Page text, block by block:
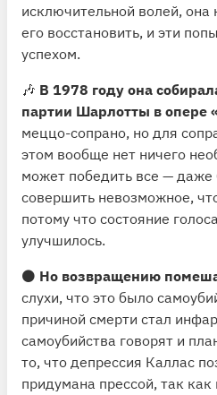
исключительной волей, она
его восстановить, и эти
успехом.
🎶 В 1978 году она
партии Шарлотты в опере
меццо-сопрано, но для
этом вообще нет ничего
может победить все — даже
совершить невозможное,
потому что состояние
улучшилось.
⚫️ Но возвращению
слухи, что это было
причиной смерти стал
самоубийства говорят и
то, что депрессия Каллас
придумана прессой, так как